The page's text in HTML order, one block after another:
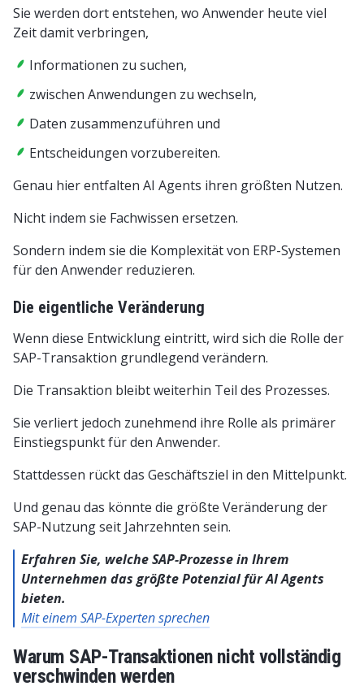
Sie werden dort entstehen, wo Anwender heute viel
Zeit damit verbringen,
Informationen zu suchen,
zwischen Anwendungen zu wechseln,
Daten zusammenzuführen und
Entscheidungen vorzubereiten.
Genau hier entfalten AI Agents ihren größten Nutzen.
Nicht indem sie Fachwissen ersetzen.
Sondern indem sie die Komplexität von ERP-Systemen
für den Anwender reduzieren.
Die eigentliche Veränderung
Wenn diese Entwicklung eintritt, wird sich die Rolle der
SAP-Transaktion grundlegend verändern.
Die Transaktion bleibt weiterhin Teil des Prozesses.
Sie verliert jedoch zunehmend ihre Rolle als primärer
Einstiegspunkt für den Anwender.
Stattdessen rückt das Geschäftsziel in den Mittelpunkt.
Und genau das könnte die größte Veränderung der
SAP-Nutzung seit Jahrzehnten sein.
Erfahren Sie, welche SAP-Prozesse in Ihrem
Unternehmen das größte Potenzial für AI Agents
bieten.
Mit einem SAP-Experten sprechen
Warum SAP-Transaktionen nicht vollständig
verschwinden werden